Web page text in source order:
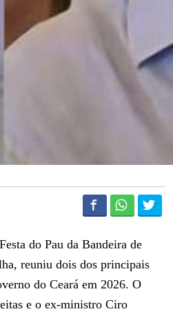
do Pau da Bandeira de
reuniu dois dos principais
do Ceará em 2026. O
e o ex-ministro Ciro